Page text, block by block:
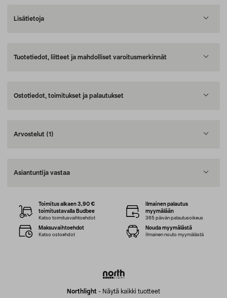
Lisätietoja
Tuotetiedot, liitteet ja mahdolliset varoitusmerkinnät
Ostotiedot, toimitukset ja palautukset
Arvostelut (1)
Asiantuntija vastaa
Northlight - Näytä kaikki tuotteet
Toimitus alkaen 3,90 €
toimitustavalla Budbee
Katso toimitusvaihtoehdot
Ilmainen palautus
myymälään
365 päivän palautusoikeus
Maksuvaihtoehdot
Katso ostoehdot
Nouda myymälästä
Ilmainen nouto myymälästä